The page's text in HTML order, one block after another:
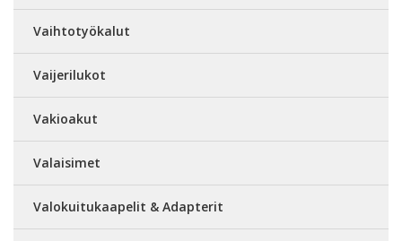
Vaihtotyökalut
Vaijerilukot
Vakioakut
Valaisimet
Valokuitukaapelit & Adapterit